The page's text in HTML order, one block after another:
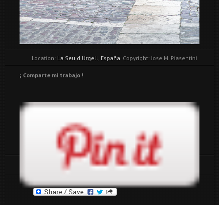
Copyright: Jose M. Piasentini
Location: La Seu d Urgell, España
¡ Comparte mi trabajo !